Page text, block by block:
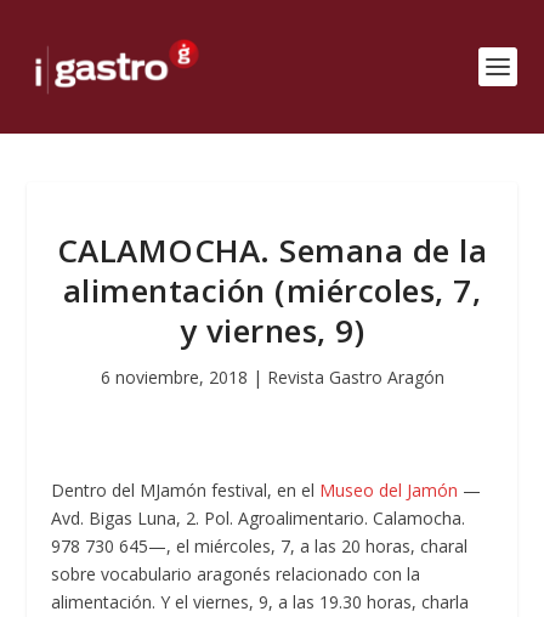
CALAMOCHA. Semana de la
alimentación (miércoles, 7,
y viernes, 9)
6 noviembre, 2018 | Revista Gastro Aragón
Dentro del MJamón festival, en el Museo del Jamón —
Avd. Bigas Luna, 2. Pol. Agroalimentario. Calamocha.
978 730 645—, el miércoles, 7, a las 20 horas, charal
sobre vocabulario aragonés relacionado con la
alimentación. Y el viernes, 9, a las 19.30 horas, charla